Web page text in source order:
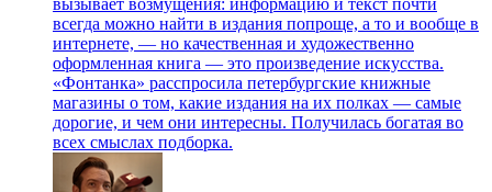
всегда можно найти в издания попроще, а то и вообще в
интернете, — но качественная и художественно
оформленная книга — это произведение искусства.
«Фонтанка» расспросила петербургские книжные
магазины о том, какие издания на их полках — самые
дорогие, и чем они интересны. Получилась богатая во
всех смыслах подборка.